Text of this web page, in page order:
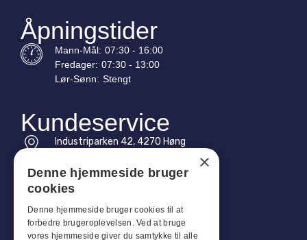
Åpningstider
Mann-Mål: 07:30 - 16:00
Fredager: 07:30 - 13:00
Lør-Sønn: Stengt
Kundeservice
Industriparken 42, 4270 Høng
Tlf: +45 4396 4122
E-post: vb@viggobendz.dk
×
Denne hjemmeside bruger
cookies
Denne hjemmeside bruger cookies til at
forbedre brugeroplevelsen. Ved at bruge
vores hjemmeside giver du samtykke til alle